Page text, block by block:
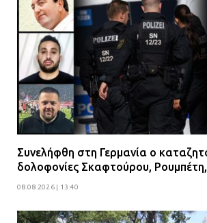
Συνελήφθη στη Γερμανία ο
δολοφονίες Σκαφτούρου,
08.08.2026 | 13:40